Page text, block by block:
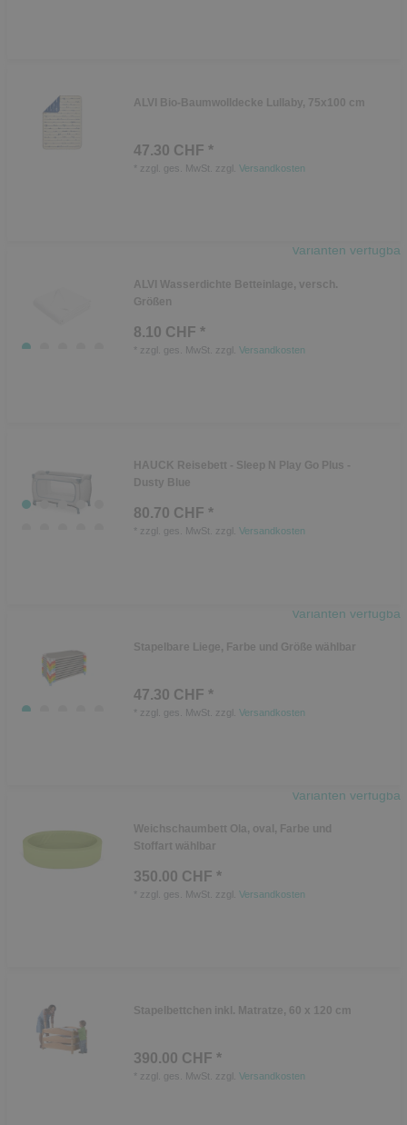
ALVI Bio-Baumwolldecke Lullaby, 75x100 cm
47.30 CHF *
zzgl. ges. MwSt. zzgl. Versandkosten
Varianten verfügbar
ALVI Wasserdichte Betteinlage, versch.
Größen
8.10 CHF *
zzgl. ges. MwSt. zzgl. Versandkosten
HAUCK Reisebett - Sleep N Play Go Plus -
Dusty Blue
80.70 CHF *
zzgl. ges. MwSt. zzgl. Versandkosten
Varianten verfügbar
Stapelbare Liege, Farbe und Größe wählbar
47.30 CHF *
zzgl. ges. MwSt. zzgl. Versandkosten
Varianten verfügbar
Weichschaumbett Ola, oval, Farbe und
Stoffart wählbar
350.00 CHF *
zzgl. ges. MwSt. zzgl. Versandkosten
Stapelbettchen inkl. Matratze, 60 x 120 cm
390.00 CHF *
zzgl. ges. MwSt. zzgl. Versandkosten